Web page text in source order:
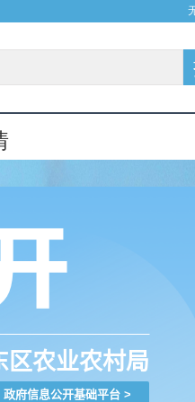
区农业农村局
政府信息公开基础平台 >